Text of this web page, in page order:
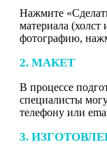
Нажмите
материала (холст
фотографию,
2. МАКЕТ
В процессе
специалисты
телефону или
3.